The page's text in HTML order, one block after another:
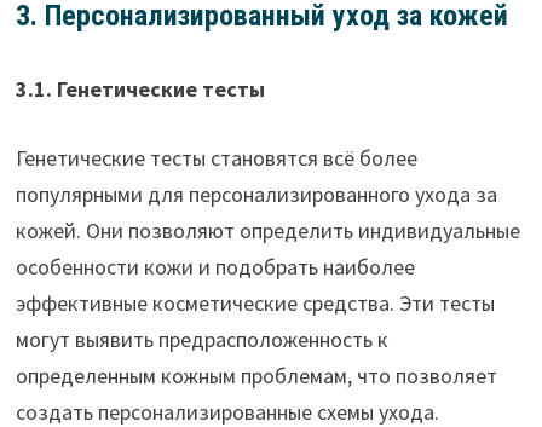
3. Персонализированный уход за кожей
3.1. Генетические тесты
Генетические тесты становятся всё более
популярными для персонализированного ухода за
кожей. Они позволяют определить индивидуальные
особенности кожи и подобрать наиболее
эффективные косметические средства. Эти тесты
могут выявить предрасположенность к
определенным кожным проблемам, что позволяет
создать персонализированные схемы ухода.